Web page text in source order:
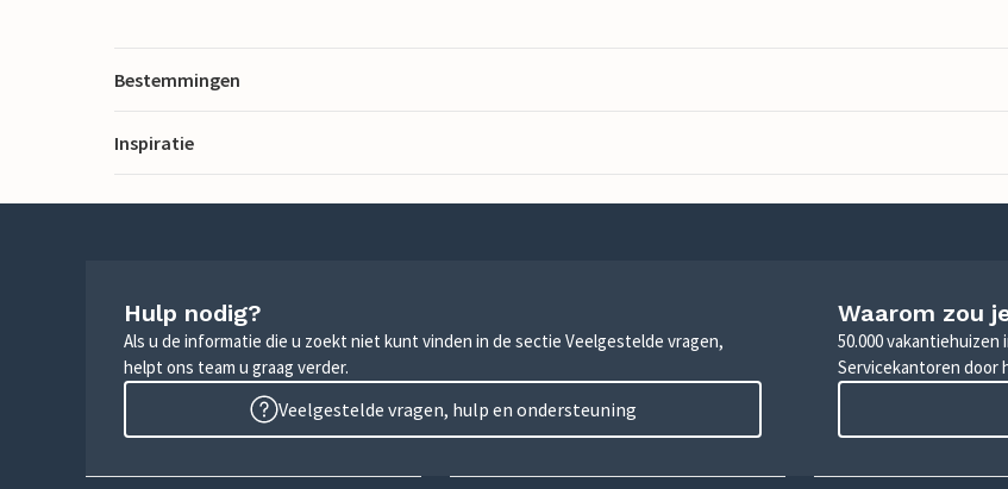
Bestemmingen
Inspiratie
Hulp nodig?
Als u de informatie die u zoekt niet kunt vinden in de sectie Veelgestelde vragen,
helpt ons team u graag verder.
Veelgestelde vragen, hulp en ondersteuning
Waarom zou
50.000 vakantiehuizen
Servicekantoren door